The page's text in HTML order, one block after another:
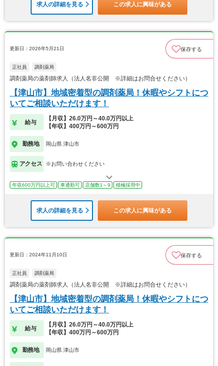
求人の詳細を見る この求人に興味がある
更新日：2026年5月21日 保存する
正社員 調剤薬局
調剤薬局の薬剤師求人（法人名非公開 ※詳細はお問合せください）
【津山市】地域密着型の調剤薬局！休暇やシフトにつ
いてご相談いただけます！
給与
【月収】26.0万円～40.0万円以上
【年収】400万円～600万円
勤務地 岡山県 津山市
アクセス ※お問い合わせください
年収600万円以上可 車通勤可 店舗数1～9 積極採用中
求人の詳細を見る この求人に興味がある
更新日：2024年11月10日 保存する
正社員 調剤薬局
調剤薬局の薬剤師求人（法人名非公開 ※詳細はお問合せください）
【津山市】地域密着型の調剤薬局！休暇やシフトにつ
いてご相談いただけます！
給与
【月収】26.0万円～40.0万円以上
【年収】400万円～600万円
勤務地 岡山県 津山市